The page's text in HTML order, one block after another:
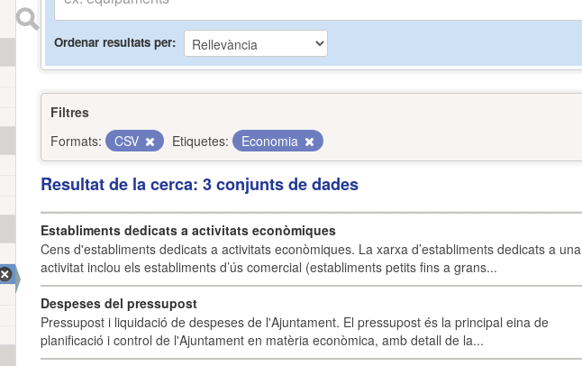
Ordenar resultats per
Filtres
Formats:
CSV Etiquetes: Economia
Resultat de la cerca: 3 conjunts de dades
Establiments dedicats a activitats econòmiques
Cens d'establiments dedicats a activitats econòmiques. La xarxa d’establiments dedicats a una
activitat inclou els establiments d’ús comercial (establiments petits fins a grans...
Despeses del pressupost
Pressupost i liquidació de despeses de l'Ajuntament. El pressupost és la principal eina de
planificació i control de l'Ajuntament en matèria econòmica, amb detall de la...